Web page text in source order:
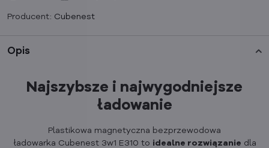
Producent: Cubenest
Opis
Najszybsze i najwygodniejsze
ładowanie
Plastikowa magnetyczna bezprzewodowa
ładowarka Cubenest 3w1 E310 to idealne rozwiązanie dla